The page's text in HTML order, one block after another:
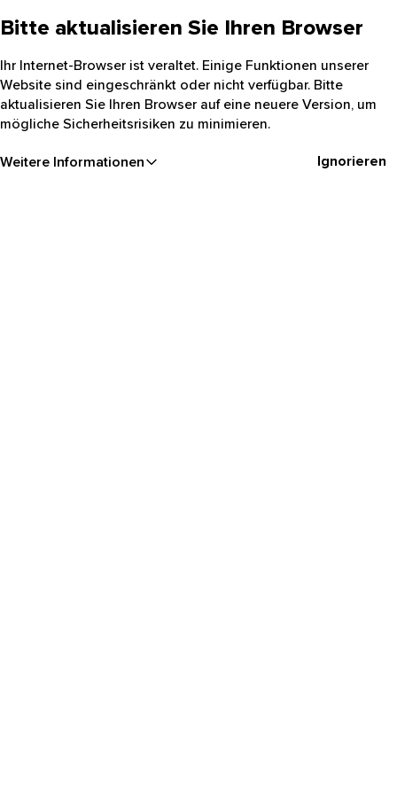
Bitte aktualisieren Sie Ihren Browser
Ihr Internet-Browser ist veraltet. Einige Funktionen unserer
Website sind eingeschränkt oder nicht verfügbar. Bitte
aktualisieren Sie Ihren Browser auf eine neuere Version, um
mögliche Sicherheitsrisiken zu minimieren.
Weitere Informationen Ignorieren